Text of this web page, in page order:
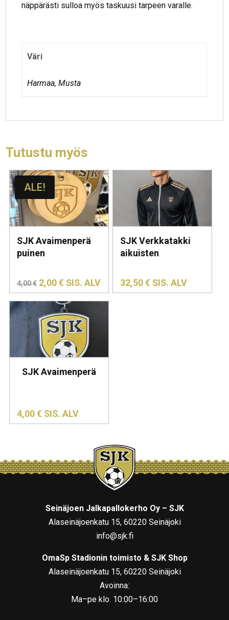
näppärästi sulloa myös taskuusi tarpeen varalle.
Väri
Harmaa, Musta
Tutustu myös
ALE!
SJK Avaimenperä
puinen
4,00€ ALKUPERÄINEN
OLI:
4,00 €.
2,00€NYKYINEN
ON:
2,00 €.
SIS. ALV
SJK Verkkatakki
aikuisten
32,50€ SIS. ALV
SJK Avaimenperä
4,00€ SIS. ALV
Seinäjoen Jalkapallokerho Oy – SJK
Alaseinäjoenkatu 15, 60220 Seinäjoki
info@sjk.fi
OmaSp Stadionin toimisto & SJK Shop
Alaseinäjoenkatu 15, 60220 Seinäjoki
Avoinna:
Ma–pe klo. 10:00–16:00